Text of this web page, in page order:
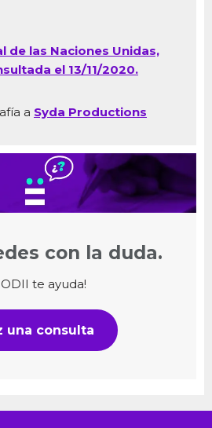
de las Naciones Unidas,
el 13/11/2020.
a Syda Productions
con la duda.
te ayuda!
una consulta